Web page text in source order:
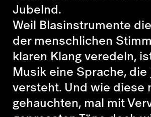
Jubelnd.
Weil Blasinstrumente
der menschlichen
klaren Klang veredeln,
Musik eine Sprache,
versteht. Und wie diese
gehauchten, mal mit